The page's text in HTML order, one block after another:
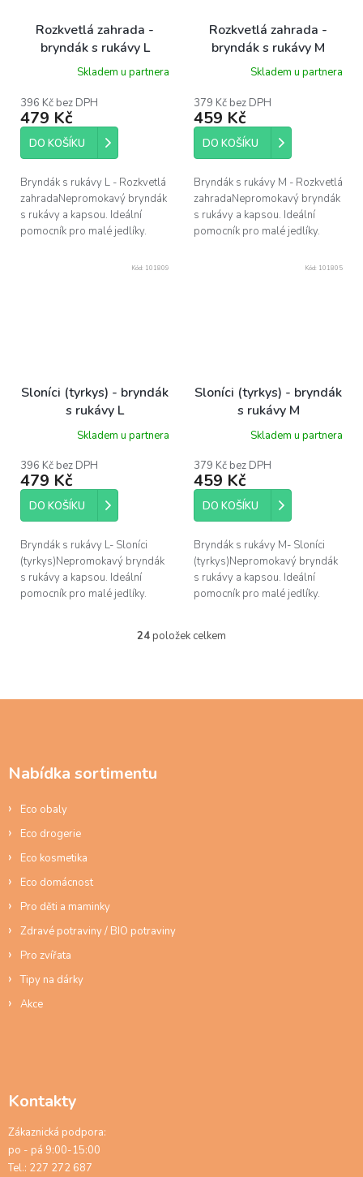
Rozkvetlá zahrada -
bryndák s rukávy L
Skladem u partnera
396 Kč bez DPH
479 Kč
DO KOŠÍKU
Bryndák s rukávy L - Rozkvetlá
zahradaNepromokavý bryndák
s rukávy a kapsou. Ideální
pomocník pro malé jedlíky.
Rozkvetlá zahrada -
bryndák s rukávy M
Skladem u partnera
379 Kč bez DPH
459 Kč
DO KOŠÍKU
Bryndák s rukávy M - Rozkvetlá
zahradaNepromokavý bryndák
s rukávy a kapsou. Ideální
pomocník pro malé jedlíky.
Sloníci (tyrkys) - bryndák
s rukávy L
Skladem u partnera
396 Kč bez DPH
479 Kč
DO KOŠÍKU
Bryndák s rukávy L- Sloníci
(tyrkys)Nepromokavý bryndák
s rukávy a kapsou. Ideální
pomocník pro malé jedlíky.
Kód: 101809
Sloníci (tyrkys) - bryndák
s rukávy M
Skladem u partnera
379 Kč bez DPH
459 Kč
DO KOŠÍKU
Bryndák s rukávy M- Sloníci
(tyrkys)Nepromokavý bryndák
s rukávy a kapsou. Ideální
pomocník pro malé jedlíky.
Kód: 101805
O
d
24 položek celkem
Nabídka sortimentu
Eco obaly
Eco drogerie
Eco kosmetika
Eco domácnost
Pro děti a maminky
Zdravé potraviny / BIO potraviny
Pro zvířata
Tipy na dárky
Akce
Kontakty
Zákaznická podpora:
po - pá 9:00-15:00
Tel.: 227 272 687